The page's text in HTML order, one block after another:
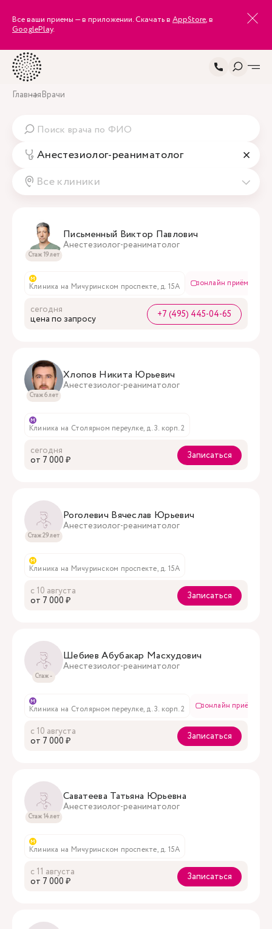
Все ваши приемы — в приложении. Скачать в AppStore, в
GooglePlay.
ГлавнаяВрачи
Анестезиолог-реаниматолог
Все клиники
Стаж 19 лет
Письменный Виктор Павлович
Анестезиолог-реаниматолог
м
Клиника на Мичуринском проспекте, д. 15А
онлайн приём
сегодня
цена по запросу
+7 (495) 445-04-65
Стаж 6 лет
Хлопов Никита Юрьевич
Анестезиолог-реаниматолог
м
Клиника на Столярном переулке, д. 3. корп. 2
сегодня
oт 7 000 ₽
Записаться
Стаж 29 лет
Роголевич Вячеслав Юрьевич
Анестезиолог-реаниматолог
м
Клиника на Мичуринском проспекте, д. 15А
с 10 августа
oт 7 000 ₽
Записаться
Стаж -
Шебиев Абубакар Масхудович
Анестезиолог-реаниматолог
м
Клиника на Столярном переулке, д. 3. корп. 2
онлайн приём
с 10 августа
oт 7 000 ₽
Записаться
Стаж 14 лет
Саватеева Татьяна Юрьевна
Анестезиолог-реаниматолог
м
Клиника на Мичуринском проспекте, д. 15А
с 11 августа
oт 7 000 ₽
Записаться